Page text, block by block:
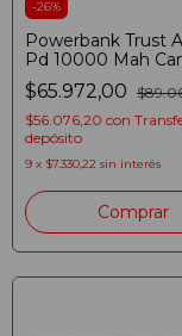
-26%
Powerbank Trust
Pd 10000 Mah
Rapida Usb-c Led
$65.972,00
$56.076,20 con
depósito
9 x $7.330,22 sin interés